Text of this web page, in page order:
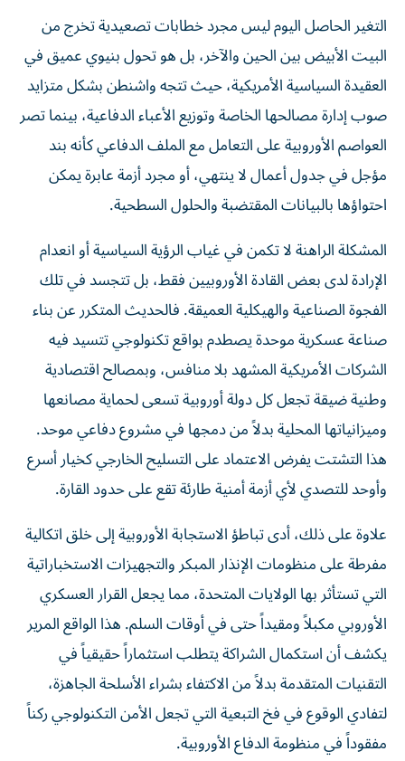
التغير الحاصل اليوم ليس مجرد خطابات تصعيدية تخرج من
البيت الأبيض بين الحين والآخر، بل هو تحول بنيوي عميق في
العقيدة السياسية الأمريكية، حيث تتجه واشنطن بشكل متزايد
صوب إدارة مصالحها الخاصة وتوزيع الأعباء الدفاعية، بينما تصر
العواصم الأوروبية على التعامل مع الملف الدفاعي كأنه بند
مؤجل في جدول أعمال لا ينتهي، أو مجرد أزمة عابرة يمكن
احتواؤها بالبيانات المقتضبة والحلول السطحية.
المشكلة الراهنة لا تكمن في غياب الرؤية السياسية أو انعدام
الإرادة لدى بعض القادة الأوروبيين فقط، بل تتجسد في تلك
الفجوة الصناعية والهيكلية العميقة. فالحديث المتكرر عن بناء
صناعة عسكرية موحدة يصطدم بواقع تكنولوجي تتسيد فيه
الشركات الأمريكية المشهد بلا منافس، وبمصالح اقتصادية
وطنية ضيقة تجعل كل دولة أوروبية تسعى لحماية مصانعها
وميزانياتها المحلية بدلاً من دمجها في مشروع دفاعي موحد.
هذا التشتت يفرض الاعتماد على التسليح الخارجي كخيار أسرع
وأوحد للتصدي لأي أزمة أمنية طارئة تقع على حدود القارة.
علاوة على ذلك، أدى تباطؤ الاستجابة الأوروبية إلى خلق اتكالية
مفرطة على منظومات الإنذار المبكر والتجهيزات الاستخباراتية
التي تستأثر بها الولايات المتحدة، مما يجعل القرار العسكري
الأوروبي مكبلاً ومقيداً حتى في أوقات السلم. هذا الواقع المرير
يكشف أن استكمال الشراكة يتطلب استثماراً حقيقياً في
التقنيات المتقدمة بدلاً من الاكتفاء بشراء الأسلحة الجاهزة،
لتفادي الوقوع في فخ التبعية التي تجعل الأمن التكنولوجي ركناً
مفقوداً في منظومة الدفاع الأوروبية.